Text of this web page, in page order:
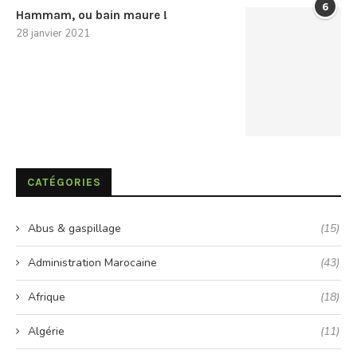
6
Hammam, ou bain maure !
28 janvier 2021
CATÉGORIES
Abus & gaspillage (15)
Administration Marocaine (43)
Afrique (18)
Algérie (11)